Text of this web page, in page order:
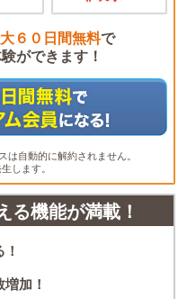
６０日間無料で
ができます！
自動的に解約されません。
します。
る機能が満載！
加！